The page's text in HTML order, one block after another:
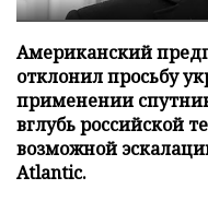
Американский
отклонил просьбу
применении
вглубь российской
возможной
Atlantic.